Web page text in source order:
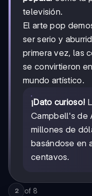
televisión.
El arte pop
ser serio y
primera vez, las
se convirtieron
mundo artístico.
¡Dato curioso!
Campbell's de
millones de
basándose en
centavos.
2 of 8